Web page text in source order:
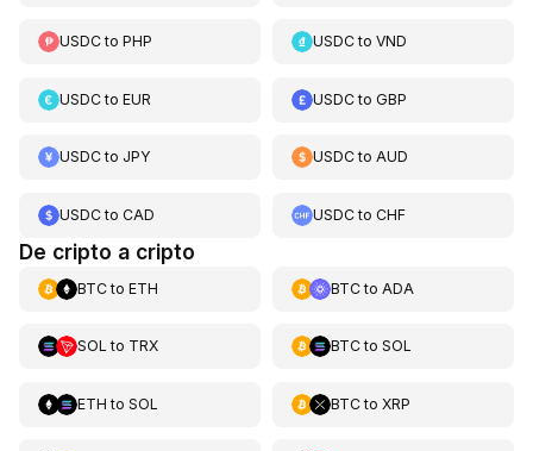
USDCto PHP USDCtoVND
USDCto EUR USDCtoGBP
USDCto JPY USDCtoAUD
USDCto CAD USDCtoCHF
De cripto a cripto
BTCto ETH BTCto ADA
SOL to TRX BTCto SOL
ETH to SOL BTCto XRP